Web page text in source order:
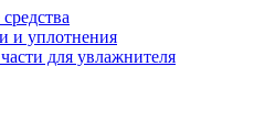
и уплотнения
для увлажнителя